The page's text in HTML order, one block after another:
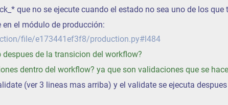
que no se ejecute cuando el estado no sea uno de los que
en el módulo de producción:
file/e173441ef3f8/production.py#l484
de la transicion del workflow?
dentro del workflow? ya que son validaciones que se
(ver 3 lineas mas arriba) y el validate se ejecuta